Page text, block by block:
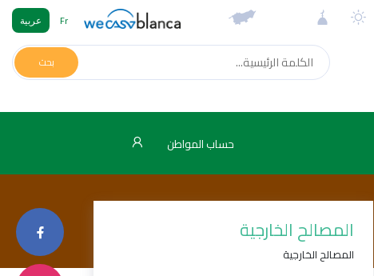
Fr عربية
بحث
حساب المواطن
المصالح الخارجية
المصالح الخارجية